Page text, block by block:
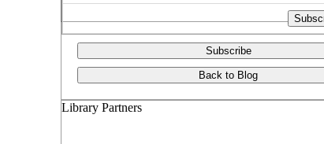
Subscribe
Back to Blog
Library Partners